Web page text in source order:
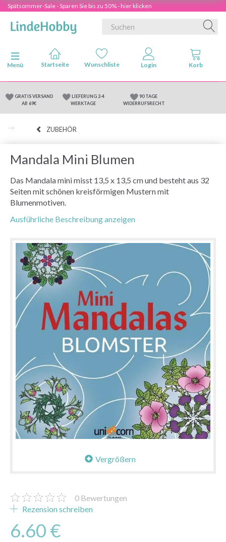
Spätsommer-Sale - Sparen Sie bis zu 50% - hier klicken
Anzeige ändern
Menü
GRATIS VERSAND
AB 69€
LIEFERUNG 2-4
WERKTAGE
90 TAGE
WIDERRUFSRECHT
ZUBEHÖR
Mandala Mini Blumen
Das Mandala mini misst 13,5 x 13,5 cm und besteht aus 32
Seiten mit schönen kreisförmigen Mustern mit
Blumenmotiven.
Ausführliche Beschreibung anzeigen
Vergrößern
0 Bewertungen
Rezension schreiben
6.60 €